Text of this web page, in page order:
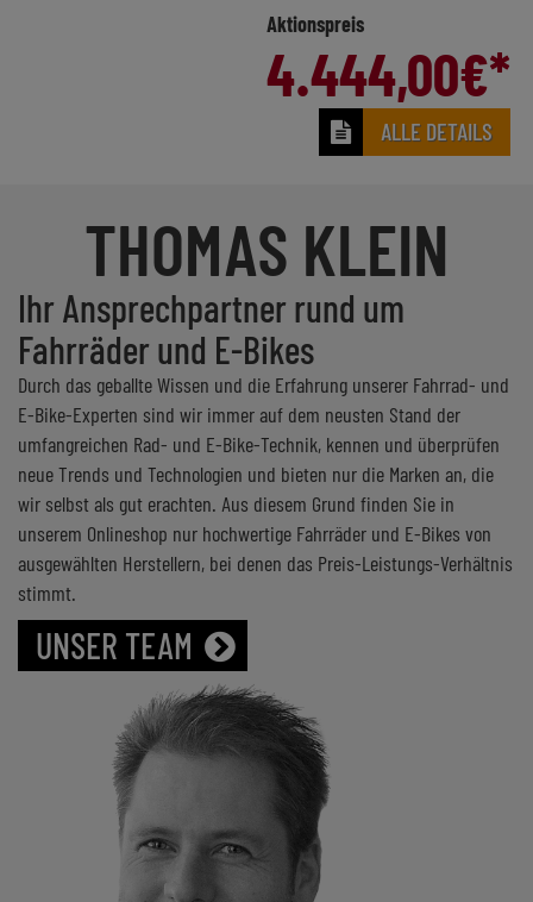
Aktionspreis
4.444,00€*
ALLE DETAILS
THOMAS KLEIN
Ihr Ansprechpartner rund um
Fahrräder und E-Bikes
Durch das geballte Wissen und die Erfahrung unserer Fahrrad- und
E-Bike-Experten sind wir immer auf dem neusten Stand der
umfangreichen Rad- und E-Bike-Technik, kennen und überprüfen
neue Trends und Technologien und bieten nur die Marken an, die
wir selbst als gut erachten. Aus diesem Grund finden Sie in
unserem Onlineshop nur hochwertige Fahrräder und E-Bikes von
ausgewählten Herstellern, bei denen das Preis-Leistungs-Verhältnis
stimmt.
UNSER TEAM